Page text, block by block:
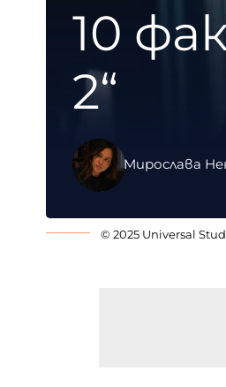
10
2“
Мирослава
© 2025 Universal